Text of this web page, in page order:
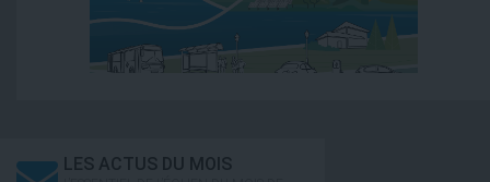
LES ACTUS DU MOIS